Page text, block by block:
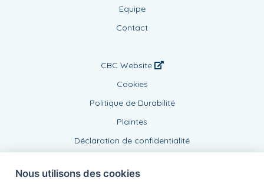
Equipe
Contact
CBC Website
Cookies
Politique de Durabilité
Plaintes
Déclaration de confidentialité
Nous utilisons des cookies